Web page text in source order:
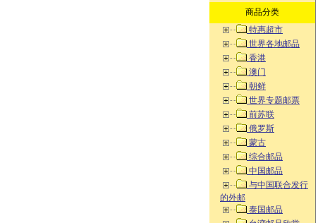
商品分类
特惠超市
世界各地邮品
香港
澳门
朝鲜
世界专题邮票
前苏联
俄罗斯
蒙古
综合邮品
中国邮品
与中国联合发行
的外邮
泰国邮品